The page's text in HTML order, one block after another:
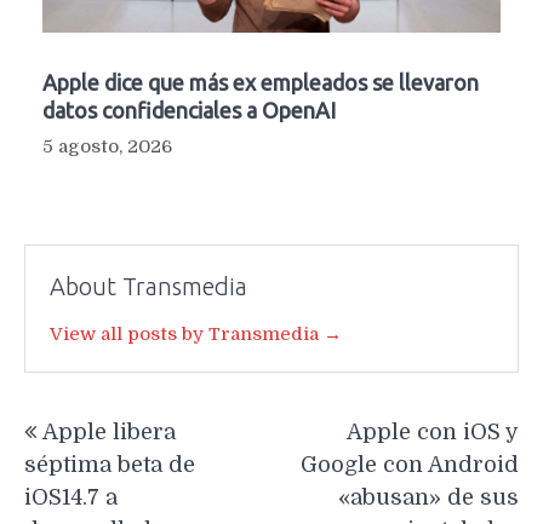
Apple dice que más ex empleados se llevaron
datos confidenciales a OpenAI
5 agosto, 2026
About Transmedia
View all posts by Transmedia →
de
entradas
Apple libera
séptima beta de
iOS14.7 a
Apple con iOS y
Google con Android
«abusan» de sus